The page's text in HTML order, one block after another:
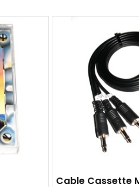
Cable Cassette